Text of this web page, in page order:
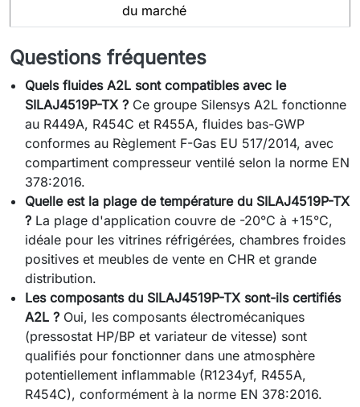
du marché
Questions fréquentes
Quels fluides A2L sont compatibles avec le
SILAJ4519P-TX ? Ce groupe Silensys A2L fonctionne
au R449A, R454C et R455A, fluides bas-GWP
conformes au Règlement F-Gas EU 517/2014, avec
compartiment compresseur ventilé selon la norme EN
378:2016.
Quelle est la plage de température du SILAJ4519P-TX
? La plage d'application couvre de -20°C à +15°C,
idéale pour les vitrines réfrigérées, chambres froides
positives et meubles de vente en CHR et grande
distribution.
Les composants du SILAJ4519P-TX sont-ils certifiés
A2L ? Oui, les composants électromécaniques
(pressostat HP/BP et variateur de vitesse) sont
qualifiés pour fonctionner dans une atmosphère
potentiellement inflammable (R1234yf, R455A,
R454C), conformément à la norme EN 378:2016.